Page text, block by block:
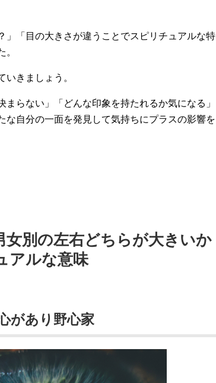
」「目の大きさが違うことでスピリチュアルな特
。
きましょう。
らない」「どんな印象を持たれるか気になる」
な自分の一面を発見して気持ちにプラスの影響を
別の左右どちらが大きいか
アルな意味
があり野心家